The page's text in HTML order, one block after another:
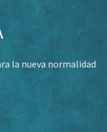
la nueva normalidad